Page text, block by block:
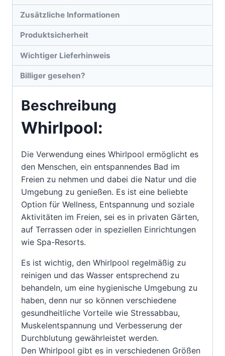
Zusätzliche Informationen
Produktsicherheit
Wichtiger Lieferhinweis
Billiger gesehen?
Beschreibung
Whirlpool:
Die Verwendung eines Whirlpool ermöglicht es
den Menschen, ein entspannendes Bad im
Freien zu nehmen und dabei die Natur und die
Umgebung zu genießen. Es ist eine beliebte
Option für Wellness, Entspannung und soziale
Aktivitäten im Freien, sei es in privaten Gärten,
auf Terrassen oder in speziellen Einrichtungen
wie Spa-Resorts.
Es ist wichtig, den Whirlpool regelmäßig zu
reinigen und das Wasser entsprechend zu
behandeln, um eine hygienische Umgebung zu
haben, denn nur so können verschiedene
gesundheitliche Vorteile wie Stressabbau,
Muskelentspannung und Verbesserung der
Durchblutung gewährleistet werden.
Den Whirlpool gibt es in verschiedenen Größen